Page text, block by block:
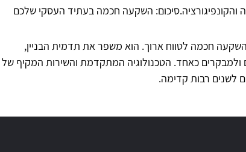
השקעה חכמה בעתיד העסקי שלכם
חכמה לטווח ארוך. הוא משפר את תדמית הבניין,
ולמבקרים כאחד. הטכנולוגיה המתקדמת והשירות המקיף של
לשנים רבות קדימה.